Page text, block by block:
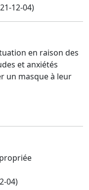
12-04)
en raison des
et anxiétés
un masque à leur
04)